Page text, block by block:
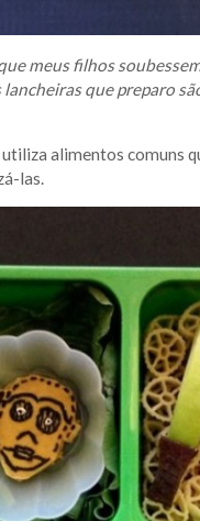
meus filhos
que preparo
alimentos comuns
las.